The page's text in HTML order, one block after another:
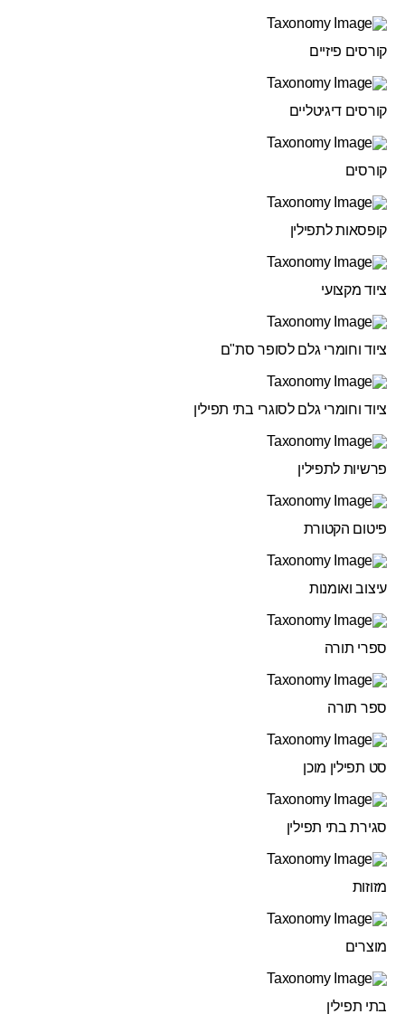
קורסים פיזיים
קורסים דיגיטליים
קורסים
קופסאות לתפילין
ציוד מקצועי
ציוד וחומרי גלם לסופר סת"ם
ציוד וחומרי גלם לסוגרי בתי תפילין
פרשיות לתפילין
פיטום הקטורת
עיצוב ואומנות
ספרי תורה
ספר תורה
סט תפילין מוכן
סגירת בתי תפילין
מזוזות
מוצרים
בתי תפילין